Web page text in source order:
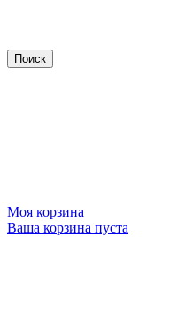
Моя корзина
Ваша корзина пуста